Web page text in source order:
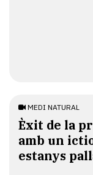
MEDI NATURAL
Èxit de la
amb un
estanys